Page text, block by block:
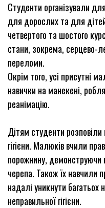
Студенти організували
для дорослих та для
четвертого та шостого
стани, зокрема, серцево-
переломи.
Окрім того, усі присутні
навички на манекені,
реанімацію.
Дітям студенти розповіли
гігієни. Малюків вчили
порожнину,
черепа. Також їх навчили
надалі уникнути багатьох
неправильної гігієни.